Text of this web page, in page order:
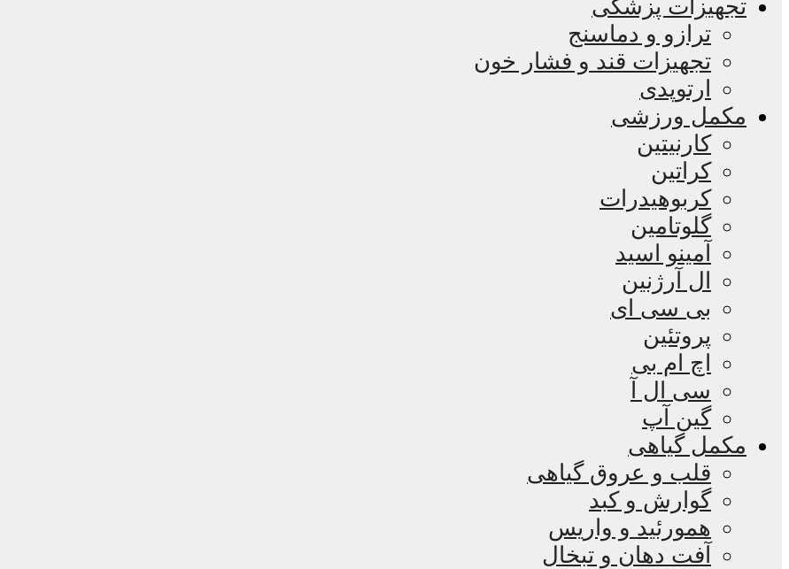
تجهیزات پزشکی
ترازو و دماسنج
تجهیزات قند و فشار خون
ارتوپدی
مکمل ورزشی
کارنیتین
کراتین
کربوهیدرات
گلوتامین
آمینو اسید
ال آرژنین
بی سی ای
پروتئین
اچ ام بی
سی ال آ
گین آپ
مکمل گیاهی
قلب و عروق گیاهی
گوارش و کبد
همورئید و واریس
آفت دهان و تبخال